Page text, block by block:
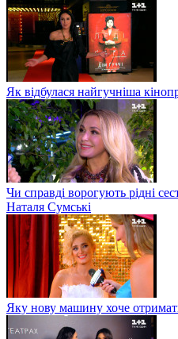
Як відбулася найгучніша
Чи справді ворогують рідні
Наталя Сумські
Яку нову машину хоче